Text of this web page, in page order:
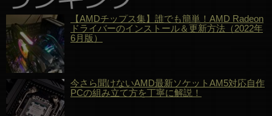
【AMDチップス集】誰でも簡単！AMD Radeon
ドライバーのインストール＆更新方法（2022年
6月版）
今さら聞けないAMD最新ソケットAM5対応自作
PCの組み立て方を丁寧に解説！